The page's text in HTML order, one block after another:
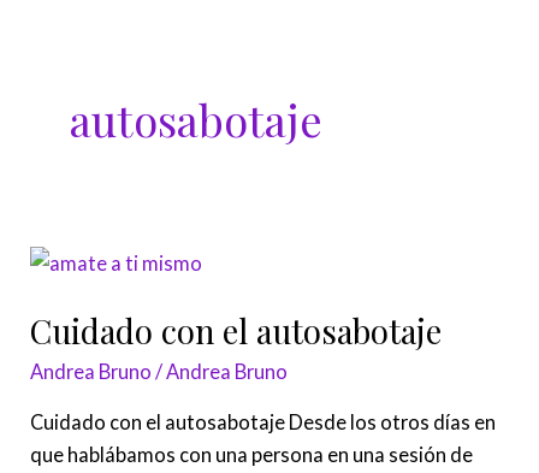
autosabotaje
Cuidado con el autosabotaje
Andrea Bruno /Andrea Bruno
Cuidado con el autosabotaje Desde los otros días en
que hablábamos con una persona en una sesión de
Cuidado
el